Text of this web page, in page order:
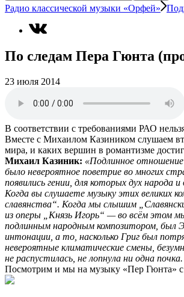
Радио классической музыки «Орфей»
По следам Пера Гюнта
23 июля 2014
В соответствии с требованиями РАО
Вместе с Михаилом Казиником слушаем
мира, и каких вершин в романтизме
Михаил Казиник: «Подлинное отношение
было невероятное поветрие во многих
появились гении, для которых дух
Когда вы слушаете музыку этих великих
славянства“. Когда мы слышим
из оперы „Князь Игорь“ — во всём этом
подлинным народным композитором, был
интонации, а то, насколько Григ был
невероятные климатические смены,
не распустилась, не лопнула ни одна
Посмотрим и мы на музыку «Пер Гюнта»